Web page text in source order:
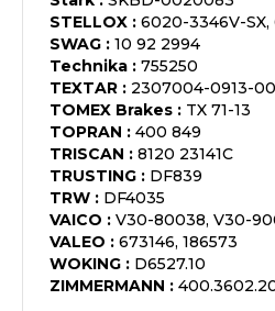
STELLOX : 6020-3346V-
SWAG : 10 92 2994
Technika : 755250
TEXTAR : 2307004-0913-
TOMEX Brakes : TX 71-13
TOPRAN : 400 849
TRISCAN : 8120 23141C
TRUSTING : DF839
TRW : DF4035
VAICO : V30-80038, V30-
VALEO : 673146, 186573
WOKING : D6527.10
ZIMMERMANN :